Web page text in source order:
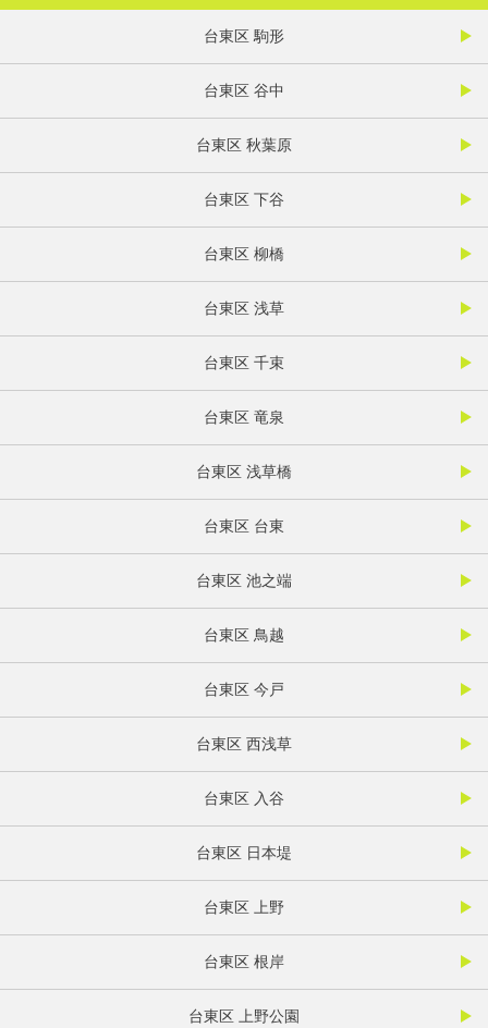
台東区 駒形
台東区 谷中
台東区 秋葉原
台東区 下谷
台東区 柳橋
台東区 浅草
台東区 千束
台東区 竜泉
台東区 浅草橋
台東区 台東
台東区 池之端
台東区 鳥越
台東区 今戸
台東区 西浅草
台東区 入谷
台東区 日本堤
台東区 上野
台東区 根岸
台東区 上野公園